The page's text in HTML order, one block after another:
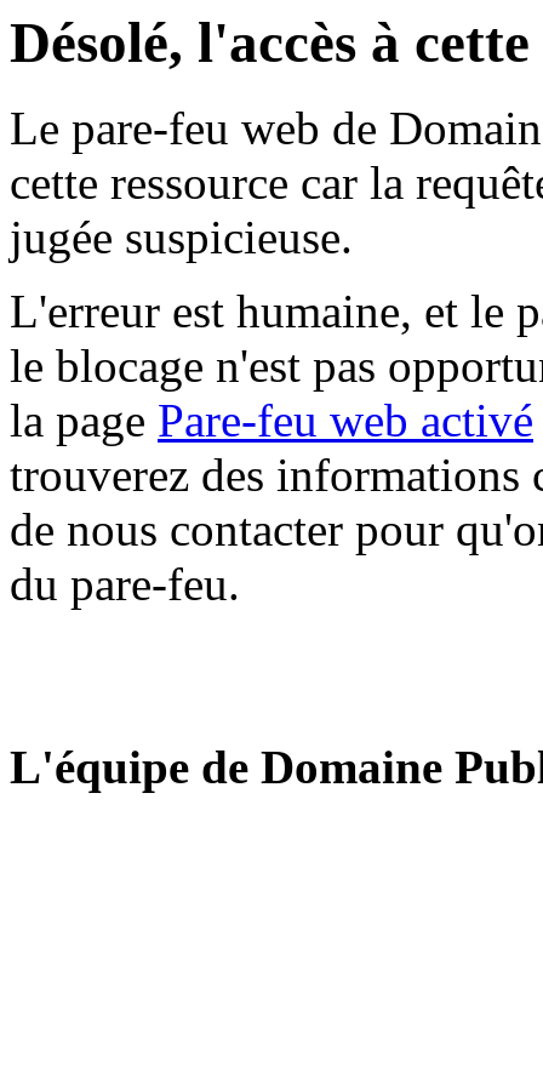
Désolé, l'accès à
Le pare-feu web de
cette ressource car la
jugée suspicieuse.
L'erreur est humaine, et le
le blocage n'est pas
la page Pare-feu web activé
trouverez des informations
de nous contacter pour
du pare-feu.
L'équipe de Domaine